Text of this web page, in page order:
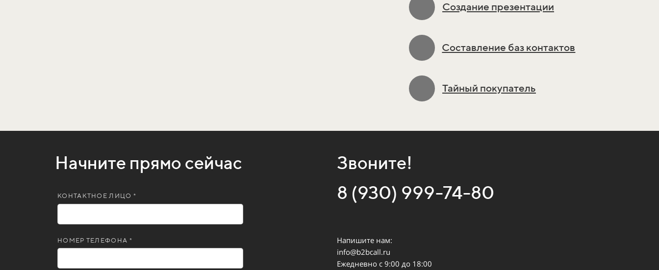
Создание презентации
Составление баз контактов
Тайный покупатель
Начните прямо сейчас
КОНТАКТНОЕ ЛИЦО *
НОМЕР ТЕЛЕФОНА *
Звоните!
8 (930) 999-74-80
Напишите нам:
info@b2bcall.ru
Ежедневно с 9:00 до 18:00